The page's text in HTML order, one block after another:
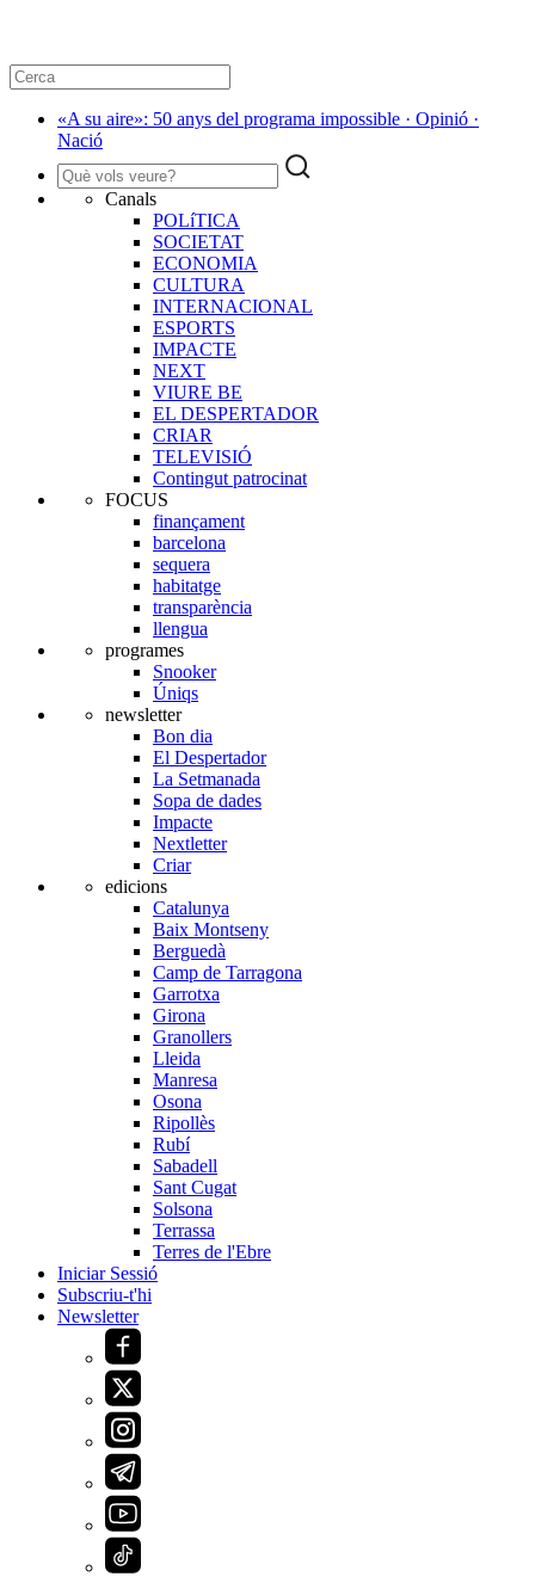
«A su aire»: 50 anys del programa impossible · Opinió ·
Nació
Canals
POLíTICA
SOCIETAT
ECONOMIA
CULTURA
INTERNACIONAL
ESPORTS
IMPACTE
NEXT
VIURE BE
EL DESPERTADOR
CRIAR
TELEVISIÓ
Contingut patrocinat
FOCUS
finançament
barcelona
sequera
habitatge
transparència
llengua
programes
Snooker
Úniqs
newsletter
Bon dia
El Despertador
La Setmanada
Sopa de dades
Impacte
Nextletter
Criar
edicions
Catalunya
Baix Montseny
Berguedà
Camp de Tarragona
Garrotxa
Girona
Granollers
Lleida
Manresa
Osona
Ripollès
Rubí
Sabadell
Sant Cugat
Solsona
Terrassa
Terres de l'Ebre
Iniciar Sessió
Subscriu-t'hi
Newsletter